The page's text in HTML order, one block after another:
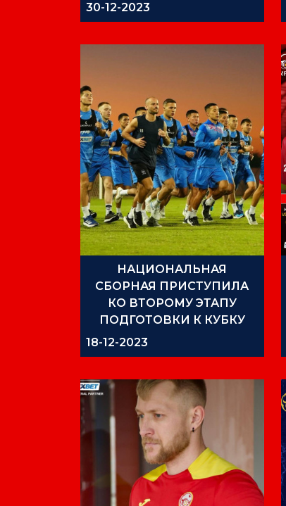
30-12-2023
НАЦИОНАЛЬНАЯ
СБОРНАЯ ПРИСТУПИЛА
КО ВТОРОМУ ЭТАПУ
ПОДГОТОВКИ К КУБКУ
АЗИИ-2023
18-12-2023